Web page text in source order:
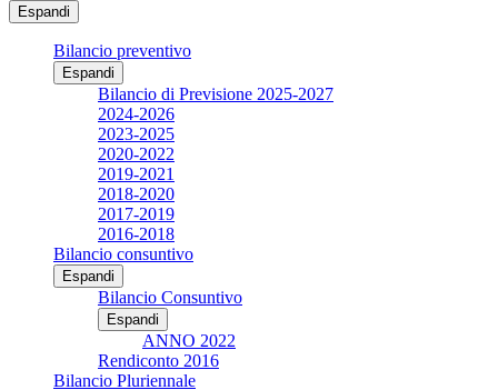
Espandi
Bilancio preventivo
Espandi
Bilancio di Previsione 2025-2027
2024-2026
2023-2025
2020-2022
2019-2021
2018-2020
2017-2019
2016-2018
Bilancio consuntivo
Espandi
Bilancio Consuntivo
Espandi
ANNO 2022
Rendiconto 2016
Bilancio Pluriennale